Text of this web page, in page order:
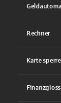
Rechner
Karte